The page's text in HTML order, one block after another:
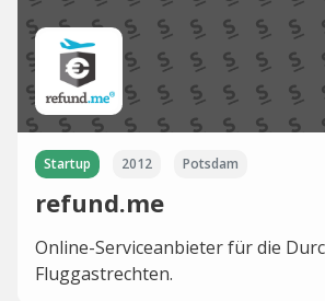
Startup 2012 Potsdam
refund.me
Online-Serviceanbieter für die
Fluggastrechten.